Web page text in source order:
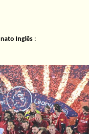
Inglês :